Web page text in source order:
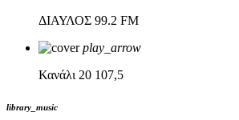
ΔΙΑΥΛΟΣ 99.2 FM
play_arrow
Κανάλι 20 107,5
library_music